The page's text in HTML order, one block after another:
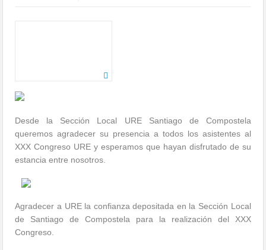
Desde la Sección Local URE Santiago de Compostela
queremos agradecer su presencia a todos los asistentes al
XXX Congreso URE y esperamos que hayan disfrutado de su
estancia entre nosotros.
Agradecer a URE la confianza depositada en la Sección Local
de Santiago de Compostela para la realización del XXX
Congreso.